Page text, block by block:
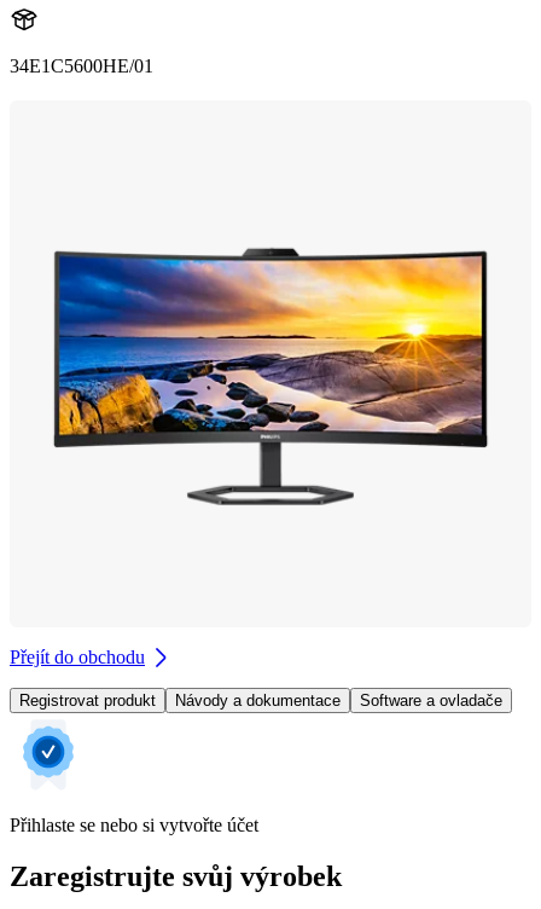
34E1C5600HE/01
Přejít do obchodu
Registrovat produkt Návody a dokumentace Software a ovladače
Přihlaste se nebo si vytvořte účet
Zaregistrujte svůj výrobek